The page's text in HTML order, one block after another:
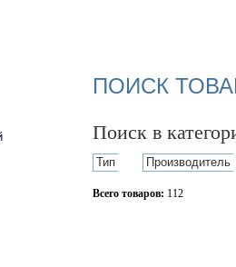
ПОИСК
Поиск в
Тип Производитель
Всего товаров: 112